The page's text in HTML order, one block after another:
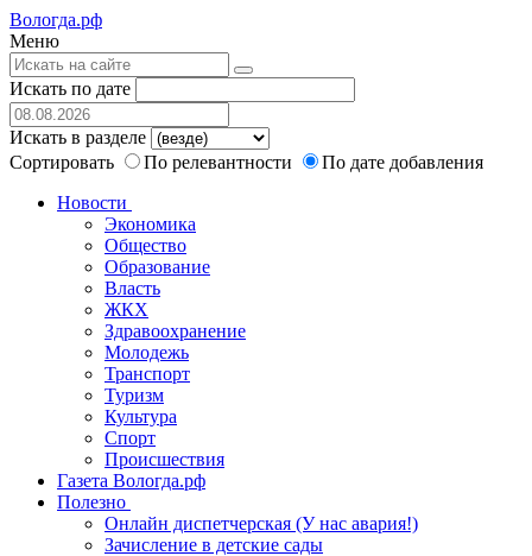
Вологда.рф
Меню
Искать по дате
Искать в разделе
Сортировать
По релевантности
По дате добавления
Новости
Экономика
Общество
Образование
Власть
ЖКХ
Здравоохранение
Молодежь
Транспорт
Туризм
Культура
Спорт
Происшествия
Газета Вологда.рф
Полезно
Онлайн диспетчерская (У нас авария!)
Зачисление в детские сады